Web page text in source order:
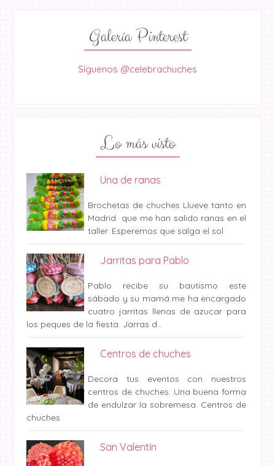
Galería Pinterest
Síguenos @celebrachuches
Lo más visto
Una de ranas
Brochetas de chuches Llueve tanto en
Madrid que me han salido ranas en el
taller. Esperemos que salga el sol
Jarritas para Pablo
Pablo recibe su bautismo este
sábado y su mamá me ha encargado
cuatro jarritas llenas de azucar para
los peques de la fiesta. Jarras d...
Centros de chuches
Decora tus eventos con nuestros
centros de chuches. Una buena forma
de endulzar la sobremesa. Centros de
chuches
San Valentín